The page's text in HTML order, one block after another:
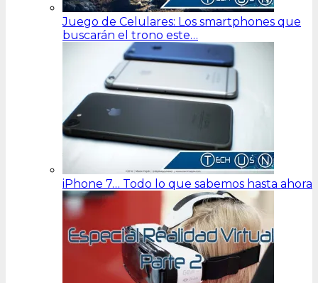
Juego de Celulares: Los smartphones que
buscarán el trono este…
iPhone 7… Todo lo que sabemos hasta ahora